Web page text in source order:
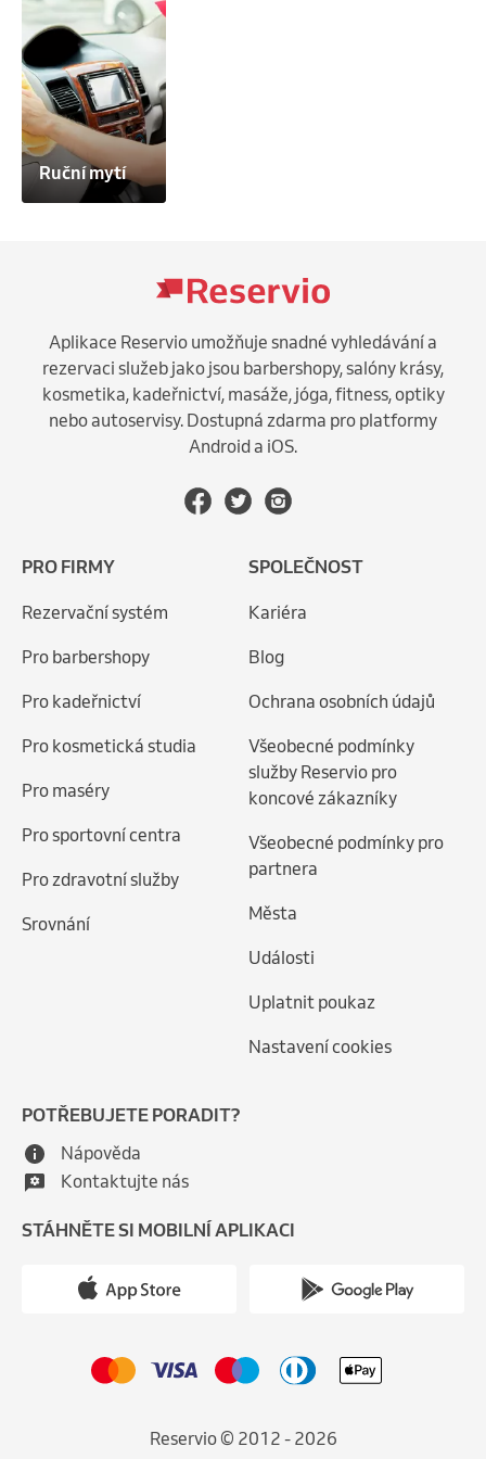
Celková cena záleží na velikosti vozu
Cena od 1.790 Kč
Ruční mytí
Aplikace Reservio umožňuje snadné vyhledávání a
rezervaci služeb jako jsou barbershopy, salóny krásy,
kosmetika, kadeřnictví, masáže, jóga, fitness, optiky
nebo autoservisy. Dostupná zdarma pro platformy
Android a iOS.
PRO FIRMY
Rezervační systém
Pro barbershopy
Pro kadeřnictví
Pro kosmetická studia
Pro maséry
Pro sportovní centra
Pro zdravotní služby
Srovnání
SPOLEČNOST
Kariéra
Blog
Ochrana osobních údajů
Všeobecné podmínky
služby Reservio pro
koncové zákazníky
Všeobecné podmínky pro
partnera
Města
Události
Uplatnit poukaz
Nastavení cookies
POTŘEBUJETE PORADIT?
Nápověda
Kontaktujte nás
STÁHNĚTE SI MOBILNÍ APLIKACI
Reservio © 2012 - 2026